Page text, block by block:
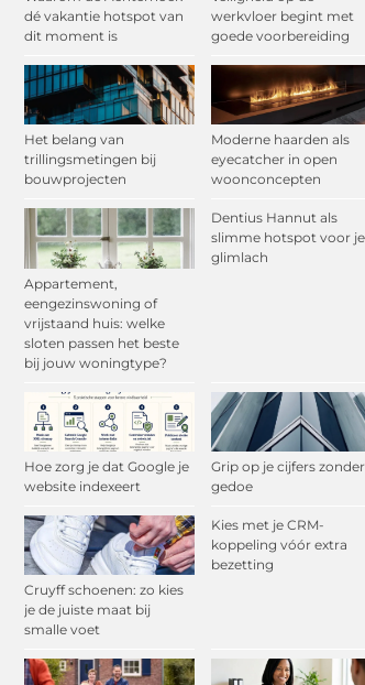
dé vakantie hotspot van
dit moment is
werkvloer begint met
goede voorbereiding
Het belang van
trillingsmetingen bij
bouwprojecten
Moderne haarden als
eyecatcher in open
woonconcepten
Appartement,
eengezinswoning of
vrijstaand huis: welke
sloten passen het beste
bij jouw woningtype?
Dentius Hannut als
slimme hotspot voor je
glimlach
Hoe zorg je dat Google je
website indexeert
Grip op je cijfers zonder
gedoe
Cruyff schoenen: zo kies
je de juiste maat bij
smalle voet
Kies met je CRM-
koppeling vóór extra
bezetting